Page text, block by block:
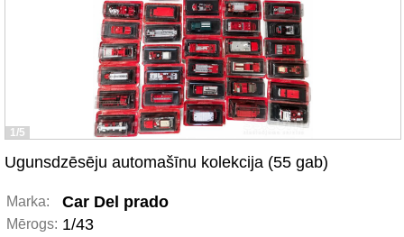
1/5
Ugunsdzēsēju automašīnu kolekcija (55 gab)
Marka: Car Del prado
Mērogs: 1/43